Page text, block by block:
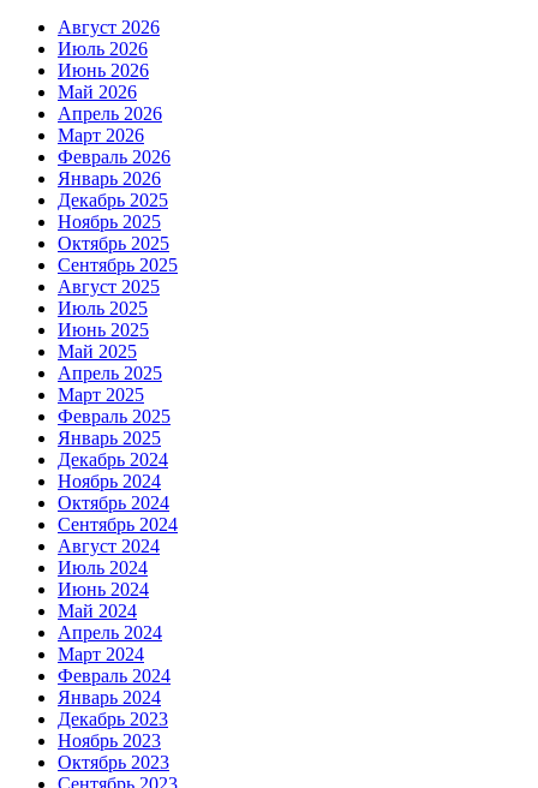
Август 2026
Июль 2026
Июнь 2026
Май 2026
Апрель 2026
Март 2026
Февраль 2026
Январь 2026
Декабрь 2025
Ноябрь 2025
Октябрь 2025
Сентябрь 2025
Август 2025
Июль 2025
Июнь 2025
Май 2025
Апрель 2025
Март 2025
Февраль 2025
Январь 2025
Декабрь 2024
Ноябрь 2024
Октябрь 2024
Сентябрь 2024
Август 2024
Июль 2024
Июнь 2024
Май 2024
Апрель 2024
Март 2024
Февраль 2024
Январь 2024
Декабрь 2023
Ноябрь 2023
Октябрь 2023